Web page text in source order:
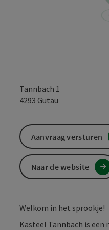
Tannbach 1
4293 Gutau
Welkom in het sprookje!
Kasteel Tannbach is
Aanvraag versturen
Naar de website